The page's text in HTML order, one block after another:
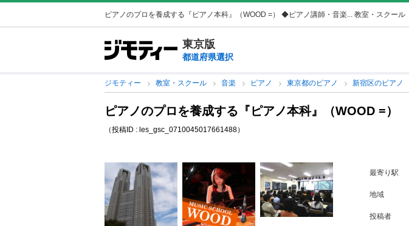
ピアノのプロを養成する『ピアノ本科』（WOOD =） ◆ピアノ講師・音楽... 教室・スクール
東京版
都道府県選択
ジモティー 教室・スクール 音楽 ピアノ 東京都のピアノ 新宿区のピアノ
ピアノのプロを養成する『ピアノ本科』（WOOD =）
（投稿ID : les_gsc_0710045017661488）
最寄り駅
地域
投稿者